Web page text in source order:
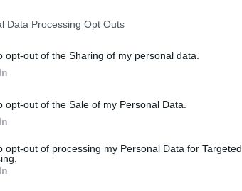
Data Processing Opt Outs
opt-out of the Sharing of my personal data.
opt-out of the Sale of my Personal Data.
opt-out of processing my Personal Data for Targeted
a cuore l'informazione del nostro territorio e
prima linea per informarvi in modo puntuale.